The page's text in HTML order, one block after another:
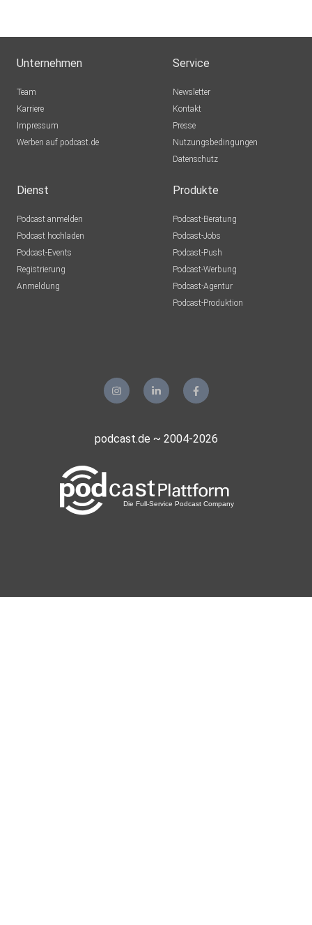
Unternehmen
Team
Karriere
Impressum
Werben auf podcast.de
Service
Newsletter
Kontakt
Presse
Nutzungsbedingungen
Datenschutz
Dienst
Podcast anmelden
Podcast hochladen
Podcast-Events
Registrierung
Anmeldung
Produkte
Podcast-Beratung
Podcast-Jobs
Podcast-Push
Podcast-Werbung
Podcast-Agentur
Podcast-Produktion
podcast.de ~ 2004-2026